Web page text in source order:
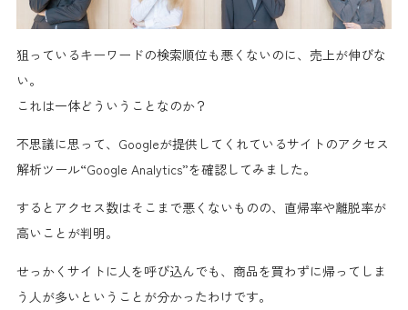
狙っているキーワードの検索順位も悪くないのに、売上が伸びな
い。
これは一体どういうことなのか？
不思議に思って、Googleが提供してくれているサイトのアクセス
解析ツール“Google Analytics”を確認してみました。
するとアクセス数はそこまで悪くないものの、 直帰率や離脱率が
高い ことが判明。
せっかくサイトに人を呼び込んでも、 商品を買わずに帰ってしま
う人が多い ということが分かったわけです。